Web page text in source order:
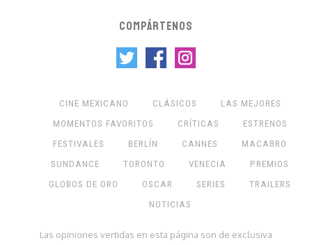
COMPÁRTENOS
CINE MEXICANO CLÁSICOS
LAS MEJORES
MOMENTOS FAVORITOS
CRÍTICAS
ESTRENOS
FESTIVALES
BERLÍN CANNES
MACABRO
SUNDANCE
TORONTO VENECIA
PREMIOS
GLOBOS DE ORO
OSCAR SERIES
TRAILERS
NOTICIAS
Las opiniones vertidas en esta página son de exclusiva